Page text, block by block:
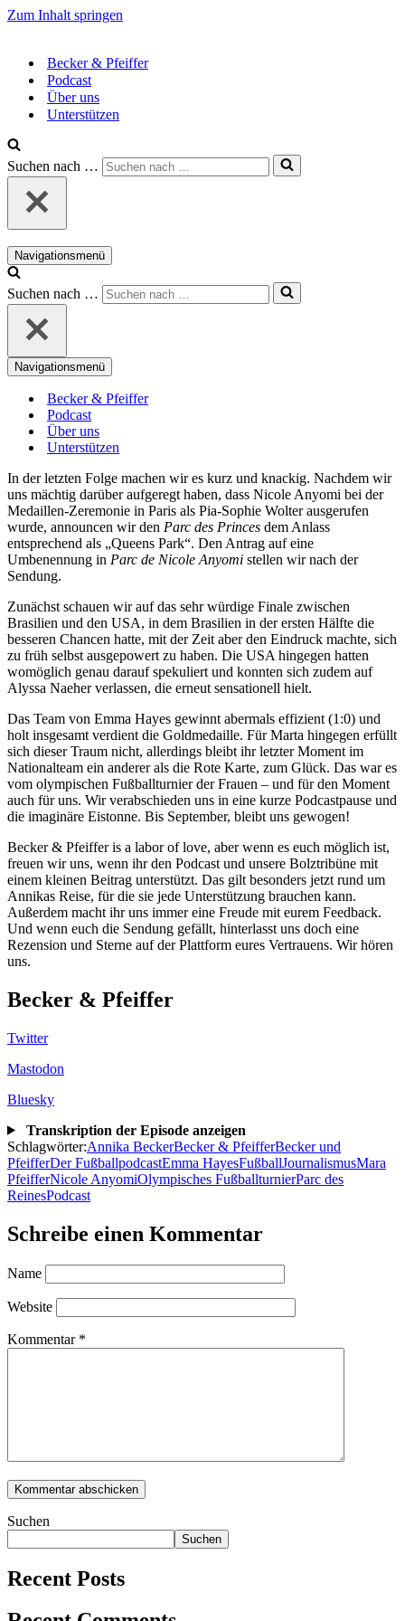
Zum Inhalt springen
Becker & Pfeiffer
Podcast
Über uns
Unterstützen
Suchen nach …
Navigationsmenü
Suchen nach …
Navigationsmenü
Becker & Pfeiffer
Podcast
Über uns
Unterstützen
In der letzten Folge machen wir es kurz und knackig. Nachdem wir
uns mächtig darüber aufgeregt haben, dass Nicole Anyomi bei der
Medaillen-Zeremonie in Paris als Pia-Sophie Wolter ausgerufen
wurde, announcen wir den Parc des Princes dem Anlass
entsprechend als „Queens Park“. Den Antrag auf eine
Umbenennung in Parc de Nicole Anyomi stellen wir nach der
Sendung.
Zunächst schauen wir auf das sehr würdige Finale zwischen
Brasilien und den USA, in dem Brasilien in der ersten Hälfte die
besseren Chancen hatte, mit der Zeit aber den Eindruck machte, sich
zu früh selbst ausgepowert zu haben. Die USA hingegen hatten
womöglich genau darauf spekuliert und konnten sich zudem auf
Alyssa Naeher verlassen, die erneut sensationell hielt.
Das Team von Emma Hayes gewinnt abermals effizient (1:0) und
holt insgesamt verdient die Goldmedaille. Für Marta hingegen erfüllt
sich dieser Traum nicht, allerdings bleibt ihr letzter Moment im
Nationalteam ein anderer als die Rote Karte, zum Glück. Das war es
vom olympischen Fußballturnier der Frauen – und für den Moment
auch für uns. Wir verabschieden uns in eine kurze Podcastpause und
die imaginäre Eistonne. Bis September, bleibt uns gewogen!
Becker & Pfeiffer is a labor of love, aber wenn es euch möglich ist,
freuen wir uns, wenn ihr den Podcast und unsere Bolztribüne mit
einem kleinen Beitrag unterstützt. Das gilt besonders jetzt rund um
Annikas Reise, für die sie jede Unterstützung brauchen kann.
Außerdem macht ihr uns immer eine Freude mit eurem Feedback.
Und wenn euch die Sendung gefällt, hinterlasst uns doch eine
Rezension und Sterne auf der Plattform eures Vertrauens. Wir hören
uns.
Becker & Pfeiffer
Twitter
Mastodon
Bluesky
Transkription der Episode anzeigen
Schlagwörter:Annika BeckerBecker & PfeifferBecker und
PfeifferDer FußballpodcastEmma HayesFußballJournalismusMara
PfeifferNicole AnyomiOlympisches FußballturnierParc des
ReinesPodcast
Schreibe einen Kommentar
Name
Website
Kommentar *
Suchen
Suchen
Recent Posts